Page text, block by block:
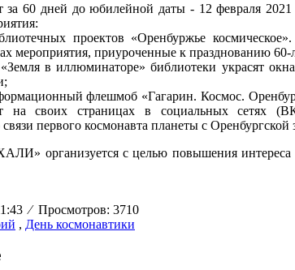
за 60 дней до юбилейной даты - 12 февраля
проектов «Оренбуржье
мероприятия, приуроченные к празднованию
в иллюминаторе» библиотеки украсят
флешмоб «Гагарин. Космос.
на своих страницах в социальных сетях
первого космонавта планеты с Оренбургской
организуется с целью повышения интереса
⁄Просмотров: 3710
, День космонавтики